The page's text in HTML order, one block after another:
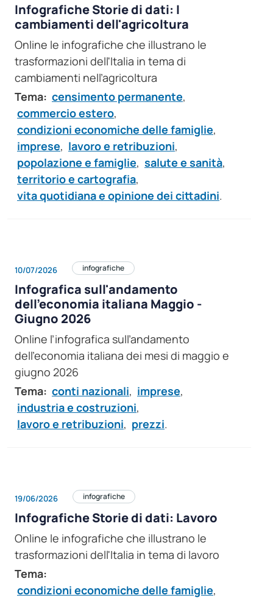
Infografiche Storie di dati: I
cambiamenti dell'agricoltura
Online le infografiche che illustrano le
trasformazioni dell'Italia in tema di
cambiamenti nell’agricoltura
Tema: censimento permanente,
commercio estero,
condizioni economiche delle famiglie,
imprese, lavoro e retribuzioni,
popolazione e famiglie, salute e sanità,
territorio e cartografia,
vita quotidiana e opinione dei cittadini.
10/07/2026 infografiche
Infografica sull'andamento
dell’economia italiana Maggio -
Giugno 2026
Online l’infografica sull’andamento
dell’economia italiana dei mesi di maggio e
giugno 2026
Tema: conti nazionali, imprese,
industria e costruzioni,
lavoro e retribuzioni, prezzi.
19/06/2026 infografiche
Infografiche Storie di dati: Lavoro
Online le infografiche che illustrano le
trasformazioni dell'Italia in tema di lavoro
Tema:
condizioni economiche delle famiglie,